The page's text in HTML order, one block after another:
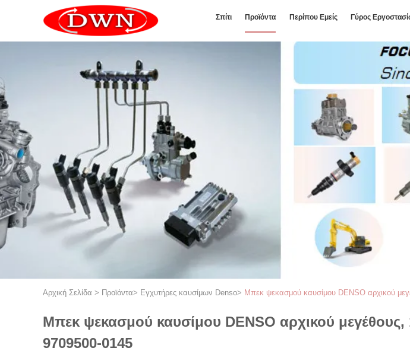
Σπίτι Προϊόντα Περίπου Εμείς Γύρος
Αρχική Σελίδα > Προϊόντα> Εγχυτήρες καυσίμων Denso> Μπεκ ψεκασμού καυσίμου DENSO αρχικού
Μπεκ ψεκασμού καυσίμου DENSO αρχικού μεγέθους,
9709500-0145